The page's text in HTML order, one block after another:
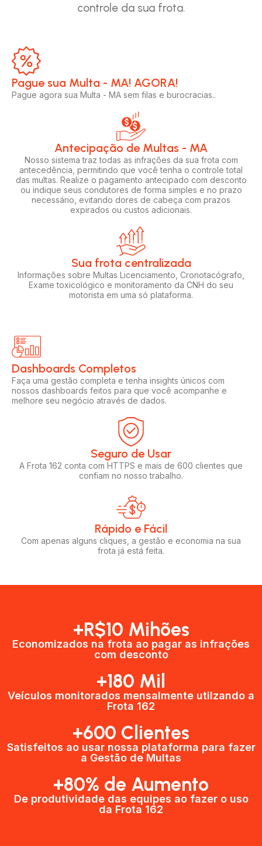
controle da sua frota.
Pague sua Multa - MA! AGORA!​
Pague agora sua Multa - MA sem filas e burocracias..
Antecipação de Multas - MA
Nosso sistema traz todas as infrações da sua frota com
antecedência, permitindo que você tenha o controle total
das multas. Realize o pagamento antecipado com desconto
ou indique seus condutores de forma simples e no prazo
necessário, evitando dores de cabeça com prazos
expirados ou custos adicionais.
Sua frota centralizada​
Informações sobre Multas Licenciamento, Cronotacógrafo,
Exame toxicológico e monitoramento da CNH do seu
motorista em uma só plataforma.
Dashboards Completos​​
Faça uma gestão completa e tenha insights únicos com
nossos dashboards feitos para que você acompanhe e
melhore seu negócio através de dados.
Seguro de Usar​
A Frota 162 conta com HTTPS e mais de 600 clientes que
confiam no nosso trabalho.
Rápido e Fácil​
Com apenas alguns cliques, a gestão e economia na sua
frota já está feita.
+R$10 Mihões
Economizados na frota ao pagar as infrações
com desconto
+180 Mil
Veículos monitorados mensalmente utilzando a
Frota 162
+600 Clientes​
Satisfeitos ao usar nossa plataforma para fazer
a Gestão de Multas​
+80% de Aumento
De produtividade das equipes ao fazer o uso
da Frota 162​